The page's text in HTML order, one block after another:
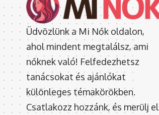
Üdvözlünk a Mi Nők oldalon,
ahol mindent megtalálsz, ami
nőknek való! Felfedezhetsz
tanácsokat és ajánlókat
különleges témakörökben.
Csatlakozz hozzánk, és merülj el